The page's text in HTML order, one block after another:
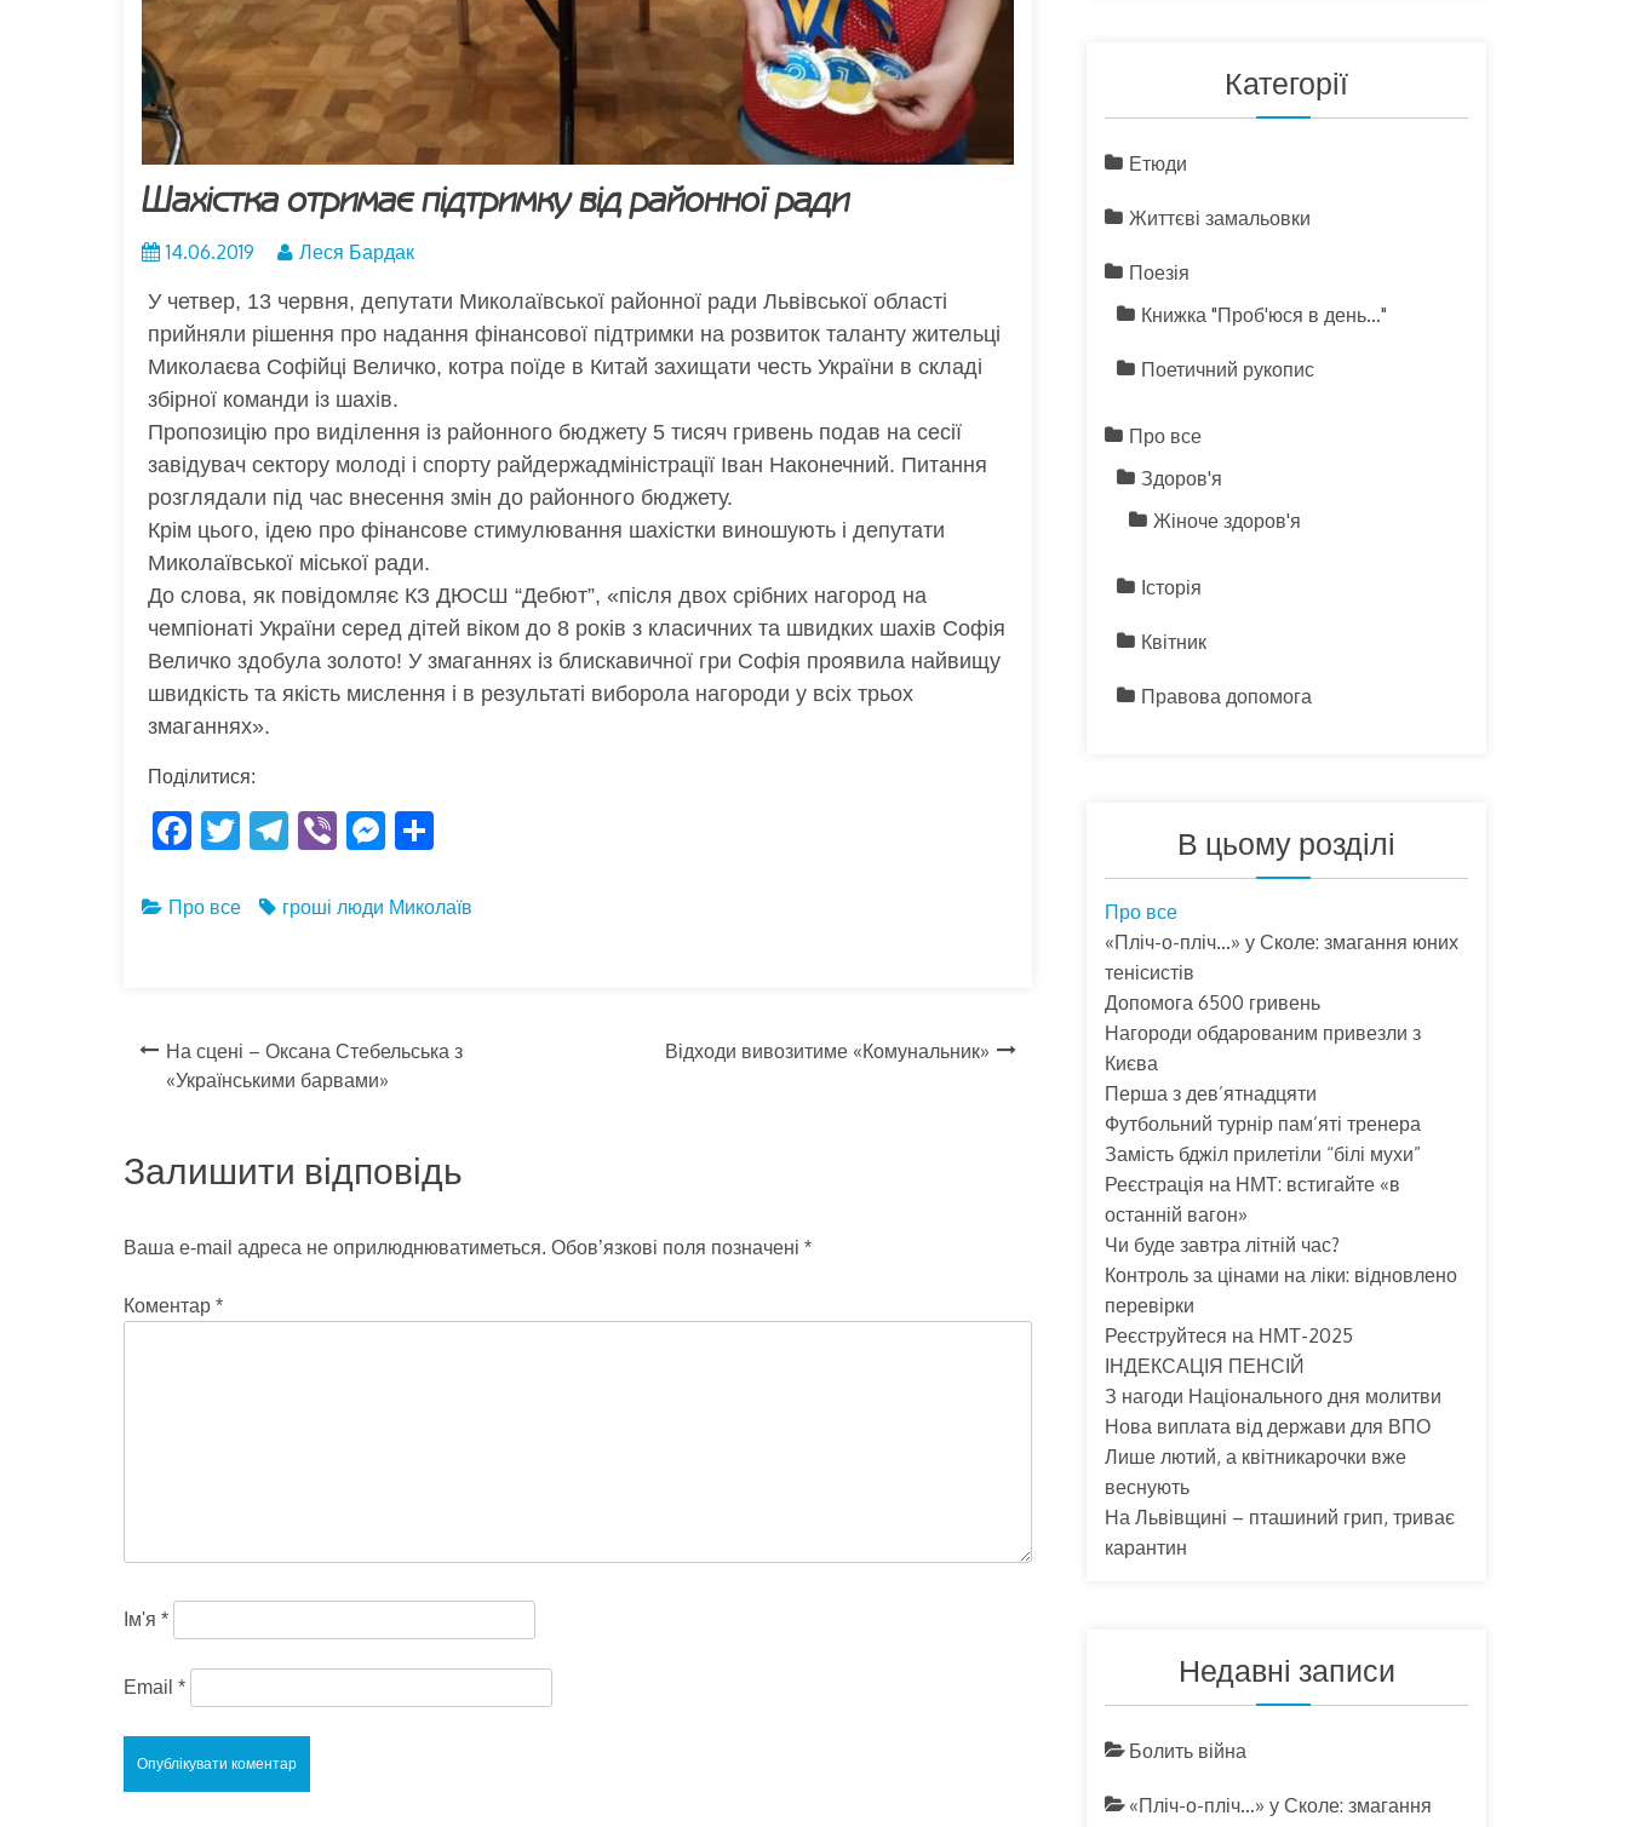
Шахістка отримає підтримку від районної ради
14.06.2019 Леся Бардак
У четвер, 13 червня, депутати Миколаївської районної ради Львівської області
прийняли рішення про надання фінансової підтримки на розвиток таланту жительці
Миколаєва Софійці Величко, котра поїде в Китай захищати честь України в складі
збірної команди із шахів.
Пропозицію про виділення із районного бюджету 5 тисяч гривень подав на сесії
завідувач сектору молоді і спорту райдержадміністрації Іван Наконечний. Питання
розглядали під час внесення змін до районного бюджету.
Крім цього, ідею про фінансове стимулювання шахістки виношують і депутати
Миколаївської міської ради.
До слова, як повідомляє КЗ ДЮСШ “Дебют”, «після двох срібних нагород на
чемпіонаті України серед дітей віком до 8 років з класичних та швидких шахів Софія
Величко здобула золото! У змаганнях із блискавичної гри Софія проявила найвищу
швидкість та якість мислення і в результаті виборола нагороди у всіх трьох
змаганнях».
Поділитися:
F
e
k
T
itt
T
e
Vi
er
M
sear
Про все гроші люди Миколаїв
Навігація
На сцені – Оксана Стебельська з
«Українськими барвами»
Відходи вивозитиме «Комунальник»
Залишити відповідь
Ваша e-mail адреса не оприлюднюватиметься. Обов’язкові поля позначені *
Коментар *
Ім'я *
Email *
Категорії
Етюди
Життєві замальовки
Поезія
Книжка "Проб'юся в день…"
Поетичний рукопис
Про все
Здоров'я
Жіноче здоров'я
Історія
Квітник
Правова допомога
В цьому розділі
Про все
«Пліч-о-пліч…» у Сколе: змагання юних
тенісистів
Допомога 6500 гривень
Нагороди обдарованим привезли з
Києва
Перша з дев’ятнадцяти
Футбольний турнір пам’яті тренера
Замість бджіл прилетіли “білі мухи”
Реєстрація на НМТ: встигайте «в
останній вагон»
Чи буде завтра літній час?
Контроль за цінами на ліки: відновлено
перевірки
Реєструйтеся на НМТ-2025
ІНДЕКСАЦІЯ ПЕНСІЙ
З нагоди Національного дня молитви
Нова виплата від держави для ВПО
Лише лютий, а квітникарочки вже
веснують
На Львівщині – пташиний грип, триває
карантин
Недавні записи
Болить війна
«Пліч-о-пліч…» у Сколе: змагання